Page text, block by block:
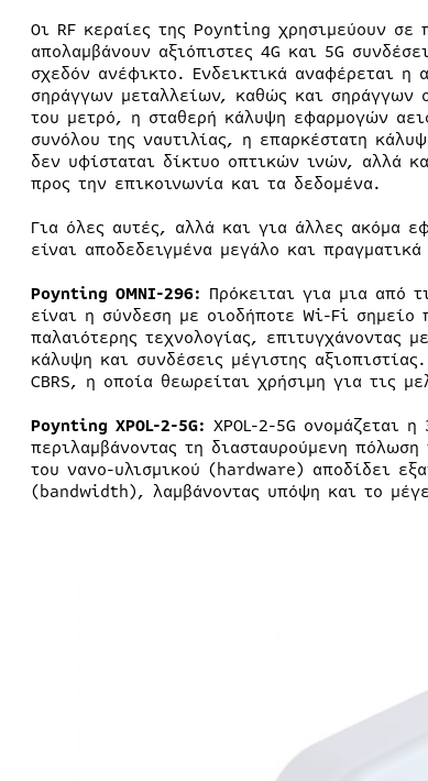
Οι RF κεραίες της Poynting χρησιμεύουν
απολαμβάνουν αξιόπιστες 4G και 5G
σχεδόν ανέφικτο. Ενδεικτικά αναφέρεται
σηράγγων μεταλλείων, καθώς και σηράγγων
του μετρό, η σταθερή κάλυψη εφαρμογών
συνόλου της ναυτιλίας, η επαρκέστατη
δεν υφίσταται δίκτυο οπτικών ινών, αλλά
προς την επικοινωνία και τα δεδομένα.
Για όλες αυτές, αλλά και για άλλες ακόμα
είναι αποδεδειγμένα μεγάλο και
Poynting OMNI-296: Πρόκειται για μια από
είναι η σύνδεση με οιοδήποτε Wi-Fi
παλαιότερης τεχνολογίας, επιτυγχάνοντας
κάλυψη και συνδέσεις μέγιστης
CBRS, η οποία θεωρείται χρήσιμη για τις
Poynting XPOL-2-5G: XPOL-2-5G ονομάζεται
περιλαμβάνοντας τη διασταυρούμενη
του νανο-υλισμικού (hardware) αποδίδει
(bandwidth), λαμβάνοντας υπόψη και το